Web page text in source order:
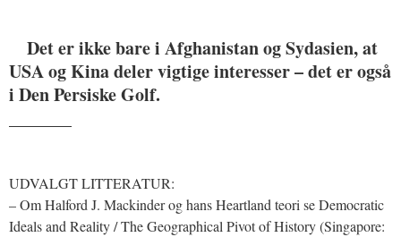
Det er ikke bare i Afghanistan og Sydasien, at
USA og Kina deler vigtige interesser – det er også
i Den Persiske Golf.
UDVALGT LITTERATUR:
– Om Halford J. Mackinder og hans Heartland teori se Democratic
Ideals and Reality / The Geographical Pivot of History (Singapore: